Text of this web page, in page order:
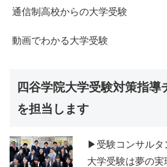
通信制高校からの大学受験
動画でわかる大学受験
四谷学院大学受験対策指導
を担当します
▶受験コンサルタ
大学受験は夢の